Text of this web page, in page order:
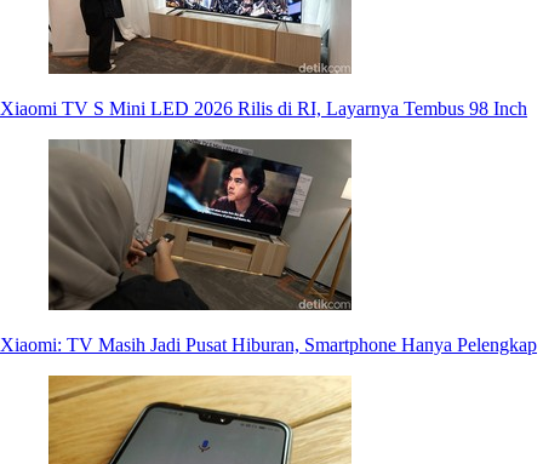
Xiaomi TV S Mini LED 2026 Rilis di RI, Layarnya Tembus 98 Inch
Xiaomi: TV Masih Jadi Pusat Hiburan, Smartphone Hanya Pelengkap